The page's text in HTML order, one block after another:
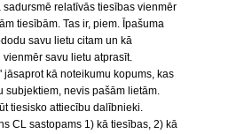
sadursmē relatīvās tiesības vienmēr
tiesībām. Tas ir, piem. Īpašuma
savu lietu citam un kā
savu lietu atprasīt.
jāsaprot kā noteikumu kopums, kas
subjektiem, nevis pašām lietām.
tiesisko attiecību dalībnieki.
CL sastopams 1) kā tiesības, 2) kā